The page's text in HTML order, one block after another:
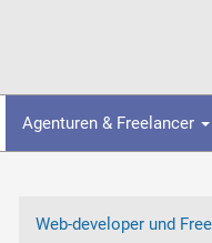
Agenturen & Freelancer
Web-developer und